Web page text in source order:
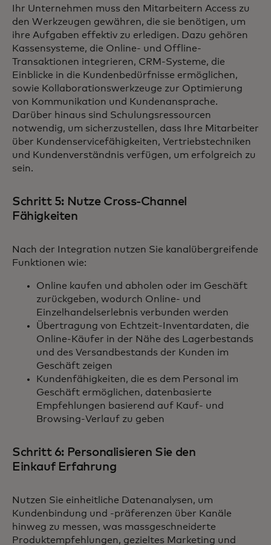
Ihr Unternehmen muss den Mitarbeitern Access zu
den Werkzeugen gewähren, die sie benötigen, um
ihre Aufgaben effektiv zu erledigen. Dazu gehören
Kassensysteme, die Online- und Offline-
Transaktionen integrieren, CRM-Systeme, die
Einblicke in die Kundenbedürfnisse ermöglichen,
sowie Kollaborationswerkzeuge zur Optimierung
von Kommunikation und Kundenansprache.
Darüber hinaus sind Schulungsressourcen
notwendig, um sicherzustellen, dass Ihre Mitarbeiter
über Kundenservicefähigkeiten, Vertriebstechniken
und Kundenverständnis verfügen, um erfolgreich zu
sein.
Schritt 5: Nutze Cross-Channel
Fähigkeiten
Nach der Integration nutzen Sie kanalübergreifende
Funktionen wie:
Online kaufen und abholen oder im Geschäft
zurückgeben, wodurch Online- und
Einzelhandelserlebnis verbunden werden
Übertragung von Echtzeit-Inventardaten, die
Online-Käufer in der Nähe des Lagerbestands
und des Versandbestands der Kunden im
Geschäft zeigen
Kundenfähigkeiten, die es dem Personal im
Geschäft ermöglichen, datenbasierte
Empfehlungen basierend auf Kauf- und
Browsing-Verlauf zu geben
Schritt 6: Personalisieren Sie den
Einkauf Erfahrung
Nutzen Sie einheitliche Datenanalysen, um
Kundenbindung und -präferenzen über Kanäle
hinweg zu messen, was massgeschneiderte
Produktempfehlungen, gezieltes Marketing und